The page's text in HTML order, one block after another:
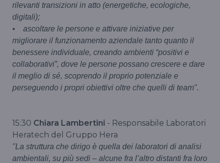
rilevanti transizioni in atto (energetiche, ecologiche,
digitali);
• ascoltare le persone e attivare iniziative per
migliorare il funzionamento aziendale tanto quanto il
benessere individuale, creando ambienti “positivi e
collaborativi”, dove le persone possano crescere e dare
il meglio di sé, scoprendo il proprio potenziale e
perseguendo i propri obiettivi oltre che quelli di team".
15:30 Chiara Lambertini - Responsabile Laboratori
Heratech del Gruppo Hera
"La struttura che dirigo è quella dei laboratori di analisi
ambientali, su più sedi – alcune fra l’altro distanti fra loro